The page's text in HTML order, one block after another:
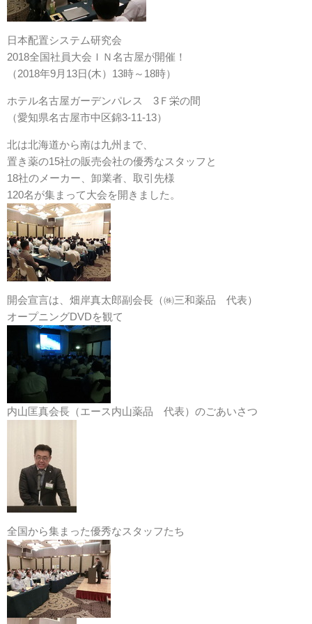
日本配置システム研究会
2018全国社員大会ＩＮ名古屋が開催！
（2018年9月13日(木）13時～18時）
ホテル名古屋ガーデンパレス 3Ｆ栄の間
（愛知県名古屋市中区錦3-11-13）
北は北海道から南は九州まで、
置き薬の15社の販売会社の優秀なスタッフと
18社のメーカー、卸業者、取引先様
120名が集まって大会を開きました。
開会宣言は、畑岸真太郎副会長（㈱三和薬品 代表）
オープニングDVDを観て
内山匡真会長（エース内山薬品 代表）のごあいさつ
全国から集まった優秀なスタッフたち